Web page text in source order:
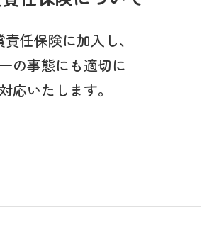
責任保険に加入し、
の事態にも適切に
応いたします。